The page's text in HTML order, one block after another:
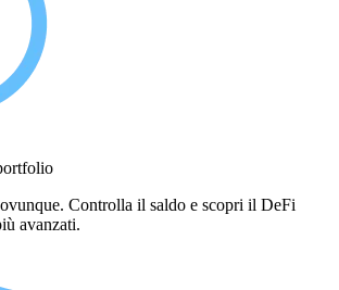
Controlla il saldo e scopri il DeFi
avanzati.